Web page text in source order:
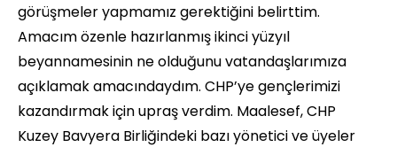
görüşmeler yapmamız gerektiğini belirttim.
Amacım özenle hazırlanmış ikinci yüzyıl
beyannamesinin ne olduğunu vatandaşlarımıza
açıklamak amacındaydım. CHP’ye gençlerimizi
kazandırmak için upraş verdim. Maalesef, CHP
Kuzey Bavyera Birliğindeki bazı yönetici ve üyeler